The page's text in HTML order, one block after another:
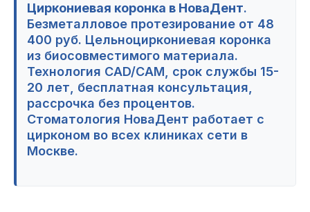
Циркониевая коронка в НоваДент.
Безметалловое протезирование от 48
400 руб. Цельноциркониевая коронка
из биосовместимого материала.
Технология CAD/CAM, срок службы 15-
20 лет, бесплатная консультация,
рассрочка без процентов.
Стоматология НоваДент работает с
цирконом во всех клиниках сети в
Москве.